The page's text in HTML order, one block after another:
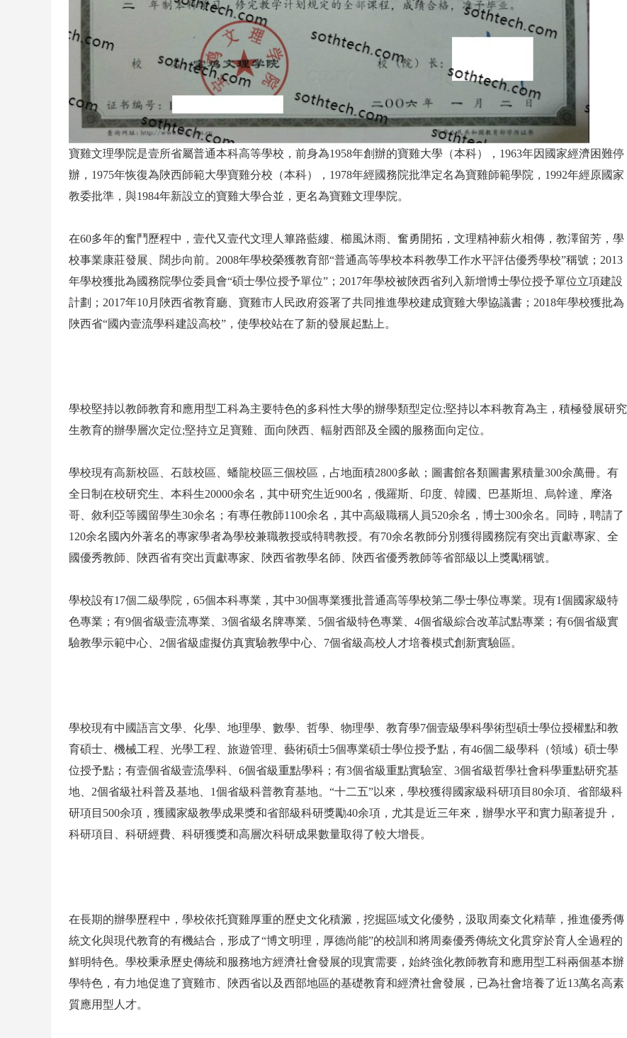
寶雞文理學院是壹所省屬普通本科高等學校，前身為1958年創辦的寶雞大學（本科），1963年因國家經濟困難停
辦，1975年恢復為陜西師範大學寶雞分校（本科），1978年經國務院批準定名為寶雞師範學院，1992年經原國家
教委批準，與1984年新設立的寶雞大學合並，更名為寶雞文理學院。
在60多年的奮鬥歷程中，壹代又壹代文理人篳路藍縷、櫛風沐雨、奮勇開拓，文理精神薪火相傳，教澤留芳，學
校事業康莊發展、闊步向前。2008年學校榮獲教育部“普通高等學校本科教學工作水平評估優秀學校”稱號；2013
年學校獲批為國務院學位委員會“碩士學位授予單位”；2017年學校被陜西省列入新增博士學位授予單位立項建設
計劃；2017年10月陜西省教育廳、寶雞市人民政府簽署了共同推進學校建成寶雞大學協議書；2018年學校獲批為
陜西省“國內壹流學科建設高校”，使學校站在了新的發展起點上。
學校堅持以教師教育和應用型工科為主要特色的多科性大學的辦學類型定位;堅持以本科教育為主，積極發展研究
生教育的辦學層次定位;堅持立足寶雞、面向陜西、輻射西部及全國的服務面向定位。
學校現有高新校區、石鼓校區、蟠龍校區三個校區，占地面積2800多畝；圖書館各類圖書累積量300余萬冊。有
全日制在校研究生、本科生20000余名，其中研究生近900名，俄羅斯、印度、韓國、巴基斯坦、烏幹達、摩洛
哥、敘利亞等國留學生30余名；有專任教師1100余名，其中高級職稱人員520余名，博士300余名。同時，聘請了
120余名國內外著名的專家學者為學校兼職教授或特聘教授。有70余名教師分別獲得國務院有突出貢獻專家、全
國優秀教師、陜西省有突出貢獻專家、陜西省教學名師、陜西省優秀教師等省部級以上獎勵稱號。
學校設有17個二級學院，65個本科專業，其中30個專業獲批普通高等學校第二學士學位專業。現有1個國家級特
色專業；有9個省級壹流專業、3個省級名牌專業、5個省級特色專業、4個省級綜合改革試點專業；有6個省級實
驗教學示範中心、2個省級虛擬仿真實驗教學中心、7個省級高校人才培養模式創新實驗區。
學校現有中國語言文學、化學、地理學、數學、哲學、物理學、教育學7個壹級學科學術型碩士學位授權點和教
育碩士、機械工程、光學工程、旅遊管理、藝術碩士5個專業碩士學位授予點，有46個二級學科（領域）碩士學
位授予點；有壹個省級壹流學科、6個省級重點學科；有3個省級重點實驗室、3個省級哲學社會科學重點研究基
地、2個省級社科普及基地、1個省級科普教育基地。“十二五”以來，學校獲得國家級科研項目80余項、省部級科
研項目500余項，獲國家級教學成果獎和省部級科研獎勵40余項，尤其是近三年來，辦學水平和實力顯著提升，
科研項目、科研經費、科研獲獎和高層次科研成果數量取得了較大增長。
在長期的辦學歷程中，學校依托寶雞厚重的歷史文化積澱，挖掘區域文化優勢，汲取周秦文化精華，推進優秀傳
統文化與現代教育的有機結合，形成了“博文明理，厚德尚能”的校訓和將周秦優秀傳統文化貫穿於育人全過程的
鮮明特色。學校秉承歷史傳統和服務地方經濟社會發展的現實需要，始終強化教師教育和應用型工科兩個基本辦
學特色，有力地促進了寶雞市、陜西省以及西部地區的基礎教育和經濟社會發展，已為社會培養了近13萬名高素
質應用型人才。